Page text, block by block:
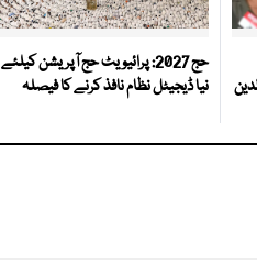
حج 2027: پرائیویٹ حج آپریشن کیلئے
نیا ڈیجیٹل نظام نافذ کرنے کا فیصلہ